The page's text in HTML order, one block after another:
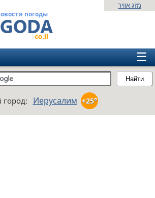
погоды
Найти
מזג אוויר
☰
Иерусалим +25°